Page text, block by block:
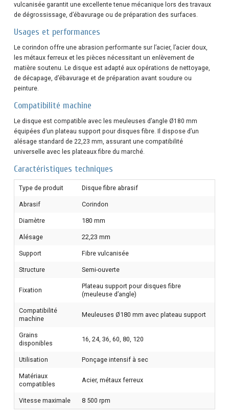
vulcanisée garantit une excellente tenue mécanique lors des travaux
de dégrossissage, d’ébavurage ou de préparation des surfaces.
Usages et performances
Le corindon offre une abrasion performante sur l’acier, l’acier doux,
les métaux ferreux et les pièces nécessitant un enlèvement de
matière soutenu. Le disque est adapté aux opérations de nettoyage,
de décapage, d’ébavurage et de préparation avant soudure ou
peinture.
Compatibilité machine
Le disque est compatible avec les meuleuses d’angle Ø180 mm
équipées d’un plateau support pour disques fibre. Il dispose d’un
alésage standard de 22,23 mm, assurant une compatibilité
universelle avec les plateaux fibre du marché.
Caractéristiques techniques
Type de produit Disque fibre abrasif
Abrasif Corindon
Diamètre 180 mm
Alésage 22,23 mm
Support Fibre vulcanisée
Structure Semi-ouverte
Fixation
Plateau support pour disques fibre
(meuleuse d’angle)
Compatibilité
machine
Meuleuses Ø180 mm avec plateau support
Grains
disponibles
16, 24, 36, 60, 80, 120
Utilisation Ponçage intensif à sec
Matériaux
compatibles
Acier, métaux ferreux
Vitesse maximale 8 500 rpm